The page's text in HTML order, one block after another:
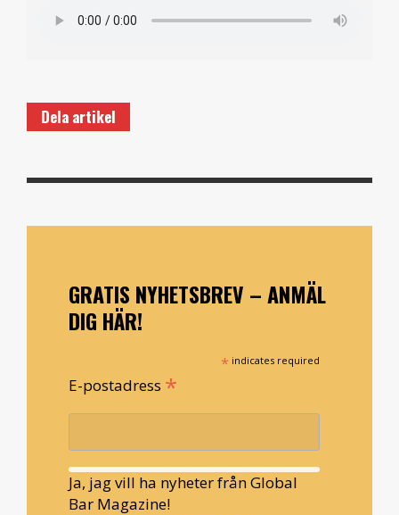
Dela artikel
GRATIS NYHETSBREV – ANMÄL
DIG HÄR!
* indicates required
E-postadress *
Ja, jag vill ha nyheter från Global
Bar Magazine!